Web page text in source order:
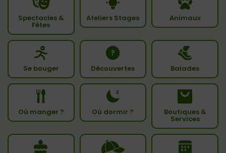
Spectacles &
Fêtes
Ateliers Stages Animaux
Se bouger Découvertes Balades
Où manger ? Où dormir ? Boutiques &
Services